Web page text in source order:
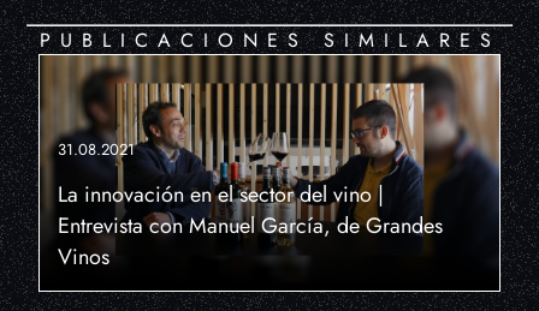
PUBLICACIONES SIMILARES
31.08.2021
La innovación en el sector del vino |
Entrevista con Manuel García, de Grandes
Vinos